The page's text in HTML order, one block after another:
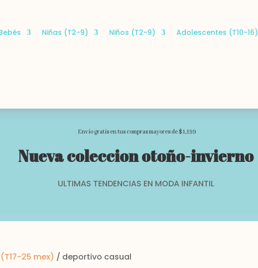
Niñas (T2-9) Niños (T2-9) Adolescentes (T10-16)
Envio gratis en tus compras mayores de $1,199
Nueva coleccion otoño-invierno
ULTIMAS TENDENCIAS EN MODA INFANTIL
25 mex) / deportivo casual